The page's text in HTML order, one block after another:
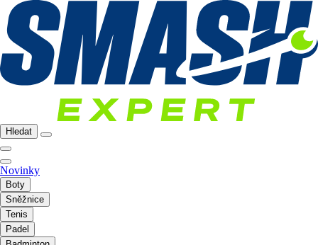
Hledat
Novinky
Boty
Sněžnice
Tenis
Padel